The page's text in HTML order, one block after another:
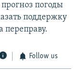
погоды
поддержку
переправу.
Follow us